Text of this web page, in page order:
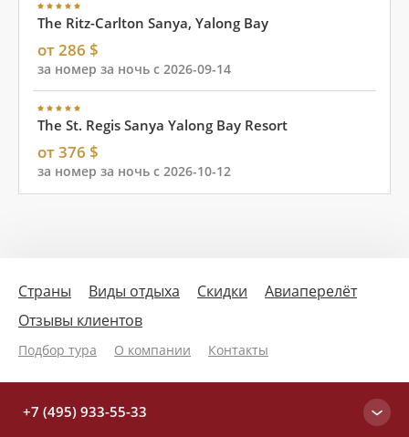
The Ritz-Carlton Sanya, Yalong Bay
от 286 $
за номер за ночь с 2026-09-14
The St. Regis Sanya Yalong Bay Resort
от 376 $
за номер за ночь с 2026-10-12
Страны Виды отдыха Скидки
Авиаперелёт
Отзывы клиентов
Подбор тура О компании Контакты
+7 (495) 933-55-33